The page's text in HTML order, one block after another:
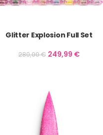
Glitter Explosion Full Set
280,00€ 249,99 €